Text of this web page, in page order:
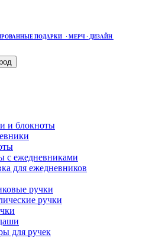
ПОДАРКИ · МЕРЧ · ДИЗАЙН
и блокноты
с ежедневниками
для ежедневников
ручки
ручки
для ручек